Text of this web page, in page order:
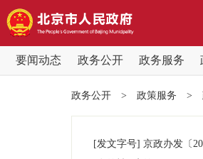
要闻动态 政务公开 政务服务
党中央精神
政务公开 > 政策服务 >
[发文字号] 京政办发 〔